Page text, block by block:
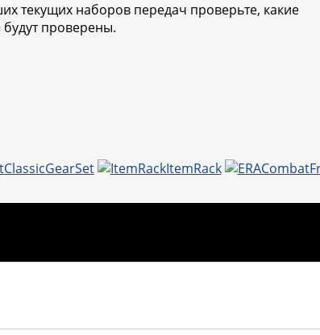
текущих наборов передач проверьте, какие
проверены.
ClassicGearSet
ItemRack